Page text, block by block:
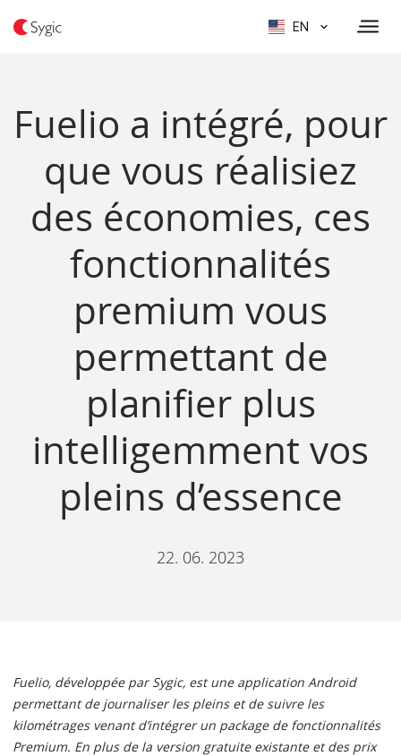
EN
Fuelio a intégré, pour
que vous réalisiez
des économies, ces
fonctionnalités
premium vous
permettant de
planifier plus
intelligemment vos
pleins d’essence
22. 06. 2023
Fuelio, développée par Sygic, est une application Android
permettant de journaliser les pleins et de suivre les
kilométrages venant d’intégrer un package de fonctionnalités
Premium. En plus de la version gratuite existante et des prix